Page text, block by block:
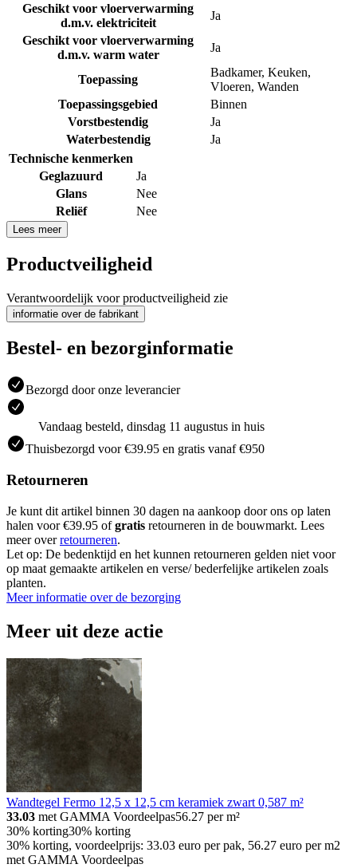
Geschikt voor vloerverwarming
d.m.v. elektriciteit
Ja
Geschikt voor vloerverwarming
d.m.v. warm water
Ja
Toepassing
Badkamer, Keuken,
Vloeren, Wanden
Toepassingsgebied
Binnen
Vorstbestendig
Ja
Waterbestendig
Ja
Technische kenmerken
Geglazuurd
Ja
Glans
Nee
Reliëf
Nee
Lees meer
Productveiligheid
Verantwoordelijk voor productveiligheid zie
informatie over de fabrikant
Bestel- en bezorginformatie
Bezorgd door onze leverancier
Vandaag besteld, dinsdag 11 augustus in huis
Thuisbezorgd voor €39.95 en gratis vanaf €950
Retourneren
Je kunt dit artikel binnen 30 dagen na aankoop door ons op laten
halen voor €39.95 ofgratis retourneren in de bouwmarkt. Lees
meer overretourneren.
Let op: De bedenktijd en het kunnen retourneren gelden niet voor
op maat gemaakte artikelen en verse/ bederfelijke artikelen zoals
planten.
Meer informatie over de bezorging
Meer uit deze actie
Wandtegel Fermo 12,5 x 12,5 cm keramiek zwart 0,587 m²
33.03 met GAMMA Voordeelpas56.27 per m²
30% korting30% korting
30% korting, voordeelprijs: 33.03 euro per pak, 56.27 euro per m2
met GAMMA Voordeelpas